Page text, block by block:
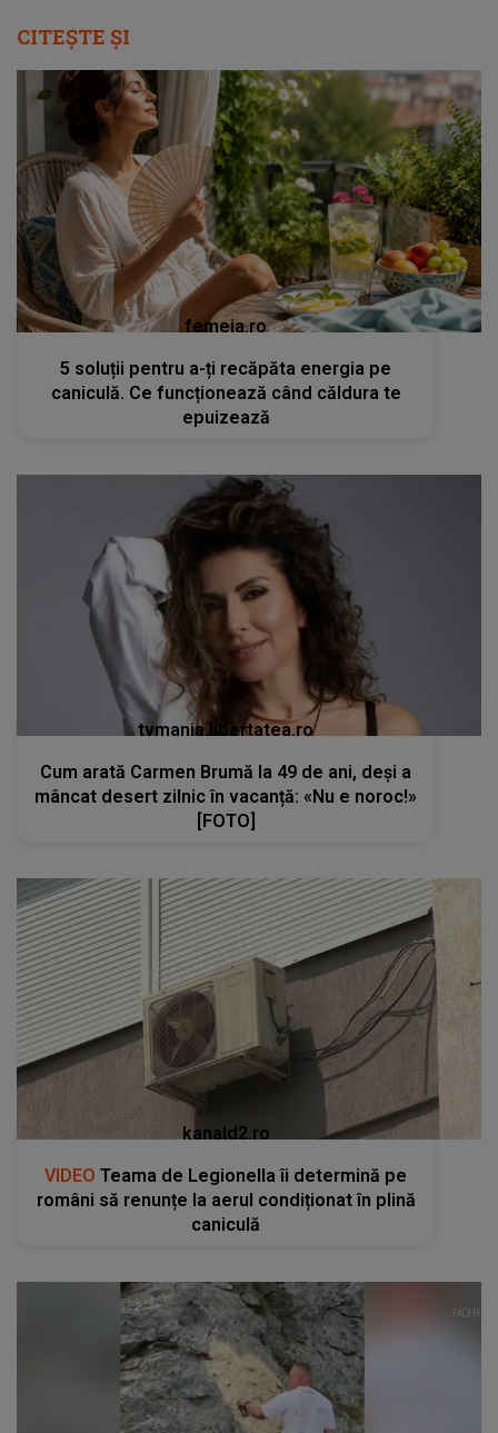
CITEȘTE ȘI
femeia.ro
5 soluții pentru a-ți recăpăta energia pe
caniculă. Ce funcționează când căldura te
epuizează
tvmania.libertatea.ro
Cum arată Carmen Brumă la 49 de ani, deși a
mâncat desert zilnic în vacanță: «Nu e noroc!»
[FOTO]
kanald2.ro
VIDEO Teama de Legionella îi determină pe
români să renunțe la aerul condiționat în plină
caniculă